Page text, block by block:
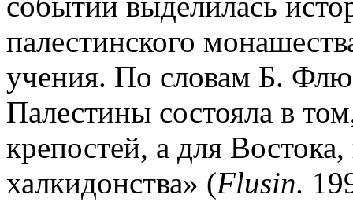
палестинского
учения. По словам Б.
Палестины состояла в
крепостей, а для
халкидонства» (Flusin.